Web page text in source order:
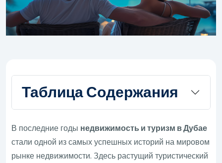
Таблица Содержания
В последние годы недвижимость и туризм в Дубае
стали одной из самых успешных историй на мировом
рынке недвижимости. Здесь растущий туристический